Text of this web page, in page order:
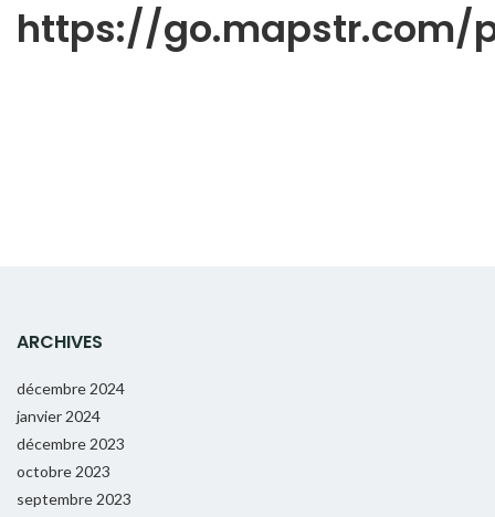
https://go.mapstr.com/
ARCHIVES
décembre 2024
janvier 2024
décembre 2023
octobre 2023
septembre 2023